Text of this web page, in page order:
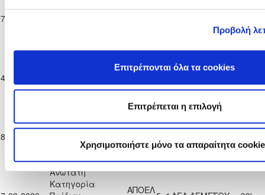
Προβολή
Επιτρέπονται όλα τα cookies
Επιτρέπεται η επιλογή
Χρησιμοποιήστε μόνο τα απαραίτητα
02-2026
Κατηγορία
02-2026
Ανώτατη
Κ-16
ΟΜΟΝΟΙΑ
ΛΕΥΚΩΣΙΑΣ
02-2026
Κατηγορία
2025/26
Ανώτατη
Κατηγορία
ΑΠΟΕΛ